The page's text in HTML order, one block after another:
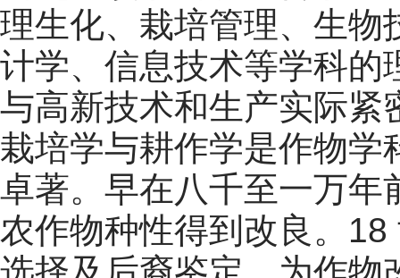
理生化、栽培管理、生物
计学、信息技术等学科的
与高新技术和生产实际紧
栽培学与耕作学是作物学
卓著。早在八千至一万年
农作物种性得到改良。